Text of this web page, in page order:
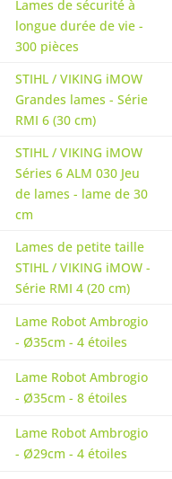
Lames de sécurité à
longue durée de vie -
300 pièces
STIHL / VIKING iMOW
Grandes lames - Série
RMI 6 (30 cm)
STIHL / VIKING iMOW
Séries 6 ALM 030 Jeu
de lames - lame de 30
cm
Lames de petite taille
STIHL / VIKING iMOW -
Série RMI 4 (20 cm)
Lame Robot Ambrogio
- Ø35cm - 4 étoiles
Lame Robot Ambrogio
- Ø35cm - 8 étoiles
Lame Robot Ambrogio
- Ø29cm - 4 étoiles